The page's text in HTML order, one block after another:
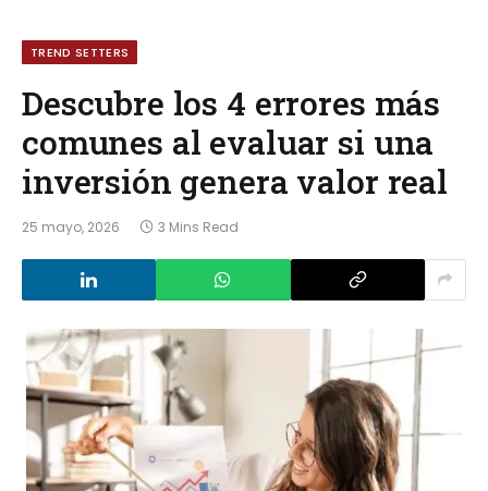
TREND SETTERS
Descubre los 4 errores más
comunes al evaluar si una
inversión genera valor real
25 mayo, 2026 3 Mins Read